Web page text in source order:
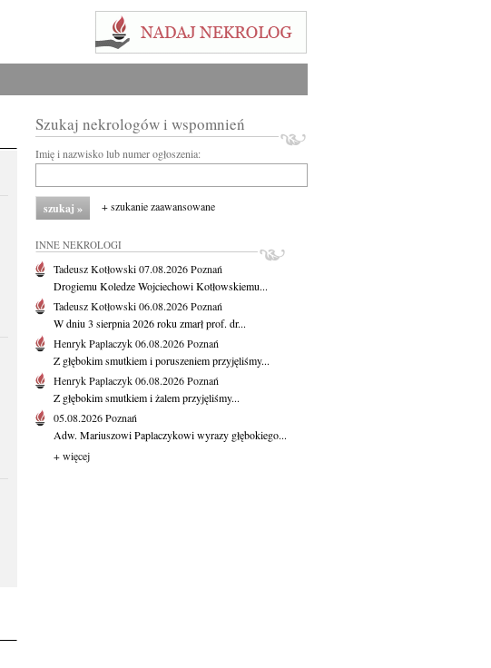
Szukaj nekrologów i wspomnień
Imię i nazwisko lub numer ogłoszenia:
+ szukanie zaawansowane
INNE NEKROLOGI
Tadeusz Kotłowski07.08.2026Poznań
Drogiemu Koledze Wojciechowi Kotłowskiemu...
Tadeusz Kotłowski06.08.2026Poznań
W dniu 3 sierpnia 2026 roku zmarł prof. dr...
Henryk Paplaczyk06.08.2026Poznań
Z głębokim smutkiem i poruszeniem przyjęliśmy...
Henryk Paplaczyk06.08.2026Poznań
Z głębokim smutkiem i żalem przyjęliśmy...
05.08.2026Poznań
Adw. Mariuszowi Paplaczykowi wyrazy głębokiego...
+ więcej